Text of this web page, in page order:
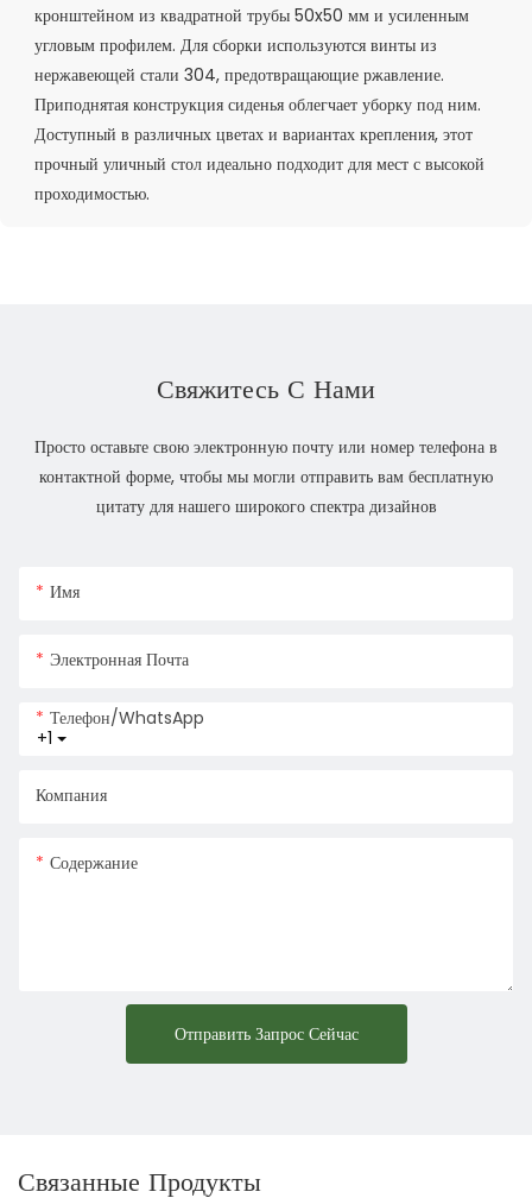
кронштейном из квадратной трубы 50x50 мм и усиленным
угловым профилем. Для сборки используются винты из
нержавеющей стали 304, предотвращающие ржавление.
Приподнятая конструкция сиденья облегчает уборку под ним.
Доступный в различных цветах и ​​вариантах крепления, этот
прочный уличный стол идеально подходит для мест с высокой
проходимостью.
Свяжитесь С Нами
Просто оставьте свою электронную почту или номер телефона в
контактной форме, чтобы мы могли отправить вам бесплатную
цитату для нашего широкого спектра дизайнов
Имя
Электронная Почта
+1
Телефон/WhatsApp
Компания
Содержание
Отправить Запрос Сейчас
Связанные Продукты